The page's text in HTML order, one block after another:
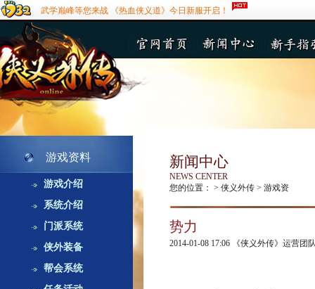
武学巅峰等您来战 《热血侠义道》今日新服开启！
游戏资料
游戏介绍
系统介绍
门派系统
侠外装备
帮会系统
新闻中心
NEWS CENTER
您的位置： > 侠义外传 > 游戏资
势力
2014-01-08 17:06 《侠义外传》运营团